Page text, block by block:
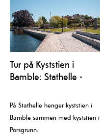
Tur på Kyststien i
Bamble: Stathelle -
På Stathelle henger kyststien i
Bamble sammen med kyststien i
Porsgrunn.